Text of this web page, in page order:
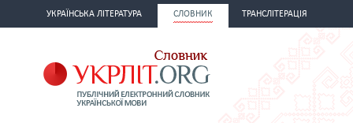
УКРАЇНСЬКА ЛІТЕРАТУРА СЛОВНИК ТРАНСЛІТЕРАЦІЯ